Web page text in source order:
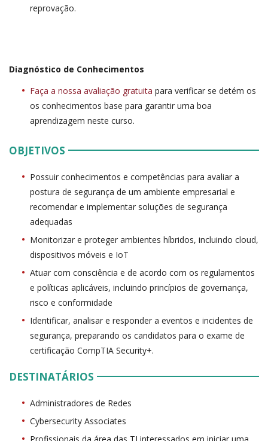
reprovação.
Diagnóstico de Conhecimentos
Faça a nossa avaliação gratuita para verificar se detém os
os conhecimentos base para garantir uma boa
aprendizagem neste curso.
OBJETIVOS
Possuir conhecimentos e competências para avaliar a
postura de segurança de um ambiente empresarial e
recomendar e implementar soluções de segurança
adequadas
Monitorizar e proteger ambientes híbridos, incluindo cloud,
dispositivos móveis e IoT
Atuar com consciência e de acordo com os regulamentos
e políticas aplicáveis, incluindo princípios de governança,
risco e conformidade
Identificar, analisar e responder a eventos e incidentes de
segurança, preparando os candidatos para o exame de
certificação CompTIA Security+.
DESTINATÁRIOS
Administradores de Redes
Cybersecurity Associates